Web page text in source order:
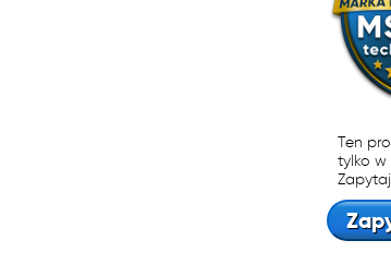
RYNKU W
i
biegów, reduktorówTen
tylko w